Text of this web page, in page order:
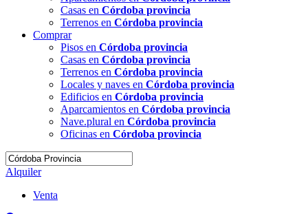
Casas en Córdoba provincia
Terrenos en Córdoba provincia
Comprar
Pisos en Córdoba provincia
Casas en Córdoba provincia
Terrenos en Córdoba provincia
Locales y naves en Córdoba provincia
Edificios en Córdoba provincia
Aparcamientos en Córdoba provincia
Nave.plural en Córdoba provincia
Oficinas en Córdoba provincia
Alquiler
Venta